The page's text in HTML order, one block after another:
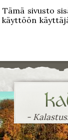
Tämä sivusto
käyttöön
-